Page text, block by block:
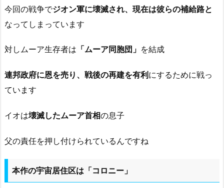
今回の戦争でジオン軍に壊滅され、現在は彼らの補給路と
なってしまっています
対しムーア生存者は 「ムーア同胞団」 を結成
連邦政府に恩を売り、戦後の再建を有利 にするために戦っ
ています
イオは壊滅したムーア首相の息子
父の責任を押し付けられているんですね
本作の宇宙居住区は「コロニー」